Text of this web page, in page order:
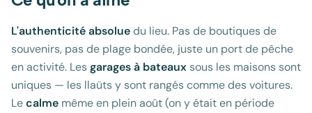
L'authenticité absoluedu lieu. Pas de boutiques de
souvenirs, pas de plage bondée, juste un port de pêche
en activité. Lesgarages à bateaux sous les maisons sont
uniques — les llaüts y sont rangés comme des voitures.
Lecalme même en plein août (on y était en période